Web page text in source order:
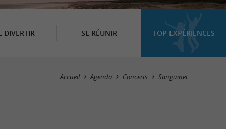
DIVERTIR SE RÉUNIR TOP EXPÉRIENCES
Masquer la carte
Accueil Agenda Concerts Sanguinet